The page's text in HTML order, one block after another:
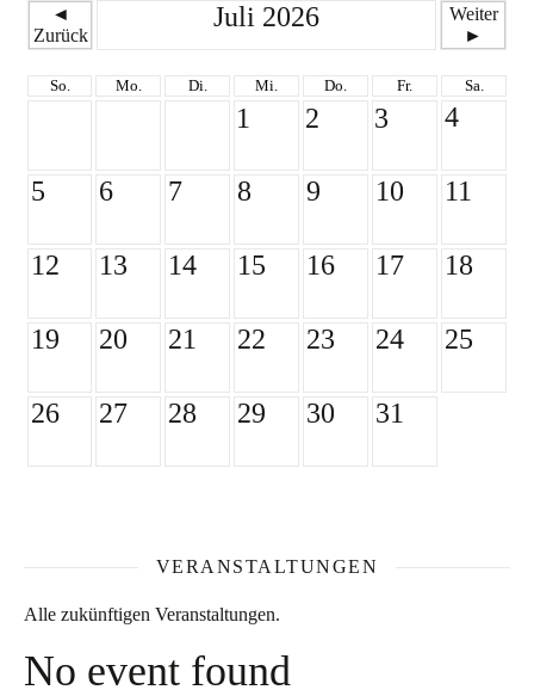
◄
Zurück
Juli 2026
Weiter
►
So. Mo. Di. Mi. Do. Fr. Sa.
1 2 3 4
5 6 7 8 9 10 11
12 13 14 15 16 17 18
19 20 21 22 23 24 25
26 27 28 29 30 31
VERANSTALTUNGEN
Alle zukünftigen Veranstaltungen.
No event found